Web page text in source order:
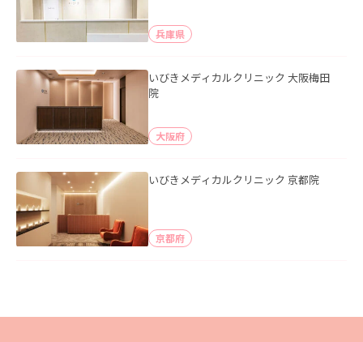
兵庫県
いびきメディカルクリニック 大阪梅田
院
大阪府
いびきメディカルクリニック 京都院
京都府